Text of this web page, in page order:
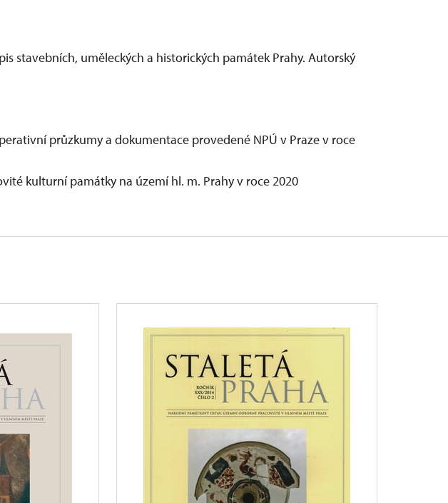
stavebních, uměleckých a historických památek Prahy. Autorský
průzkumy a dokumentace provedené NPÚ v Praze v roce
kulturní památky na území hl. m. Prahy v roce 2020